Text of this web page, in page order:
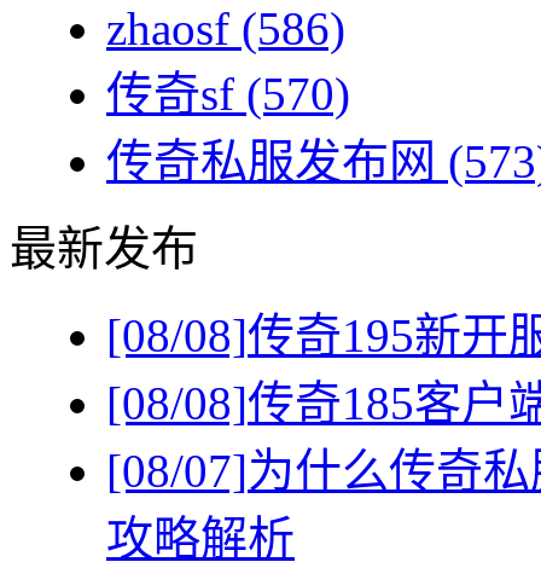
zhaosf (586)
传奇sf (570)
传奇私服发布网
最新发布
[08/08]传奇195新开
[08/08]传奇185客户
[08/07]为什么传奇
攻略解析